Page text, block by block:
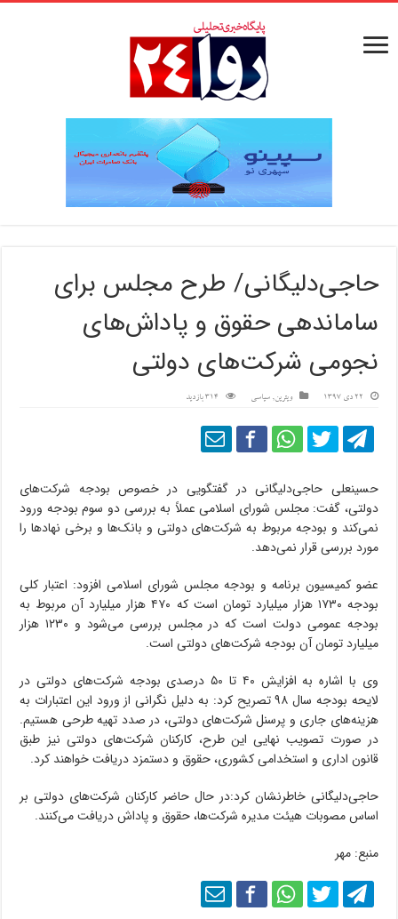
حاجی‌دلیگانی/ طرح مجلس برای
ساماندهی حقوق و پاداش‌های
نجومی شرکت‌های دولتی
22 دی 1397 ویترین,سیاسی 314 بازدید
حسینعلی حاجی‌دلیگانی در گفتگویی در خصوص بودجه شرکت‌های
دولتی، گفت: مجلس شورای اسلامی عملاً به بررسی دو سوم بودجه ورود
نمی‌کند و بودجه مربوط به شرکت‌های دولتی و بانک‌ها و برخی نهادها را
مورد بررسی قرار نمی‌دهد.
عضو کمیسیون برنامه و بودجه مجلس شورای اسلامی افزود: اعتبار کلی
بودجه ۱۷۳۰ هزار میلیارد تومان است که ۴۷۰ هزار میلیارد آن مربوط به
بودجه عمومی دولت است که در مجلس بررسی می‌شود و ۱۲۳۰ هزار
میلیارد تومان آن بودجه شرکت‌های دولتی است.
وی با اشاره به افزایش ۴۰ تا ۵۰ درصدی بودجه شرکت‌های دولتی در
لایحه بودجه سال ۹۸ تصریح کرد: به دلیل نگرانی از ورود این اعتبارات به
هزینه‌های جاری و پرسنل شرکت‌های دولتی، در صدد تهیه طرحی هستیم.
در صورت تصویب نهایی این طرح، کارکنان شرکت‌های دولتی نیز طبق
قانون اداری و استخدامی کشوری، حقوق و دستمزد دریافت خواهند کرد.
حاجی‌دلیگانی خاطرنشان کرد:در حال حاضر کارکنان شرکت‌های دولتی بر
اساس مصوبات هیئت مدیره شرکت‌ها، حقوق و پاداش دریافت می‌کنند.
منبع: مهر